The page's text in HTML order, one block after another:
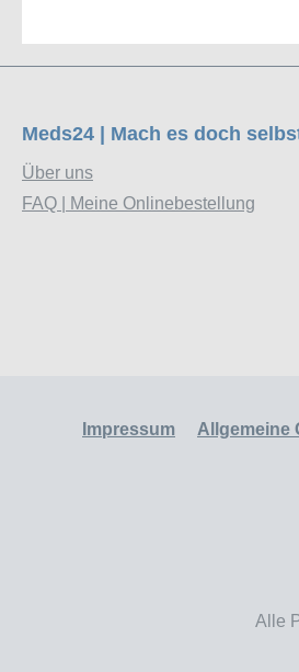
Meds24 | Mach es doch
Über uns
FAQ | Meine Onlinebestellung
Impressum Allgemeine
Alle